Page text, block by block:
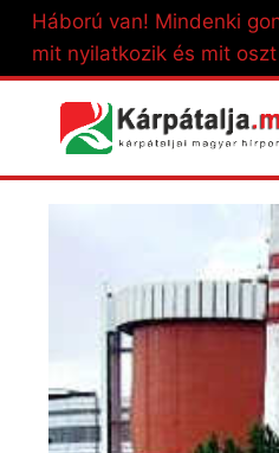
Skip
content
Háború van! Mindenki
mit nyilatkozik és mit